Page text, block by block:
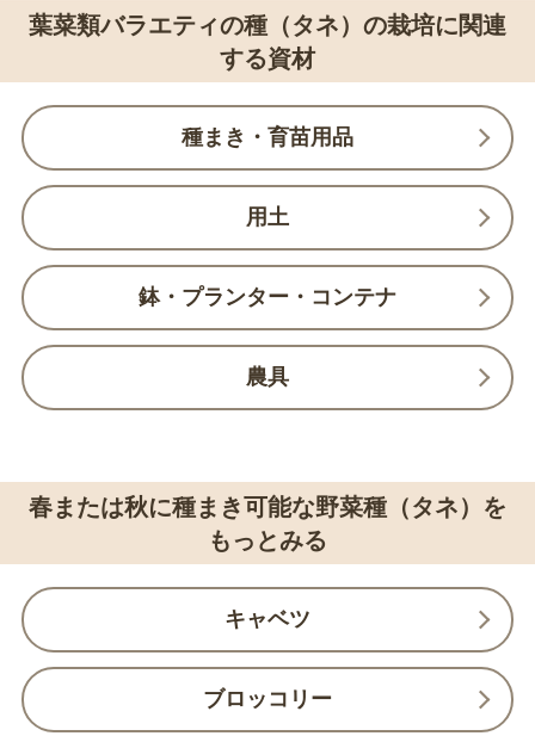
葉菜類バラエティの種（タネ）の栽培に関連
する資材
種まき・育苗用品
用土
鉢・プランター・コンテナ
農具
春または秋に種まき可能な野菜種（タネ）を
もっとみる
キャベツ
ブロッコリー